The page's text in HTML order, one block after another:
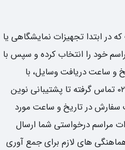
ابتدا تجهیزات نمایشگاهی یا
خود را انتخاب کرده و سپس با
و ساعت دریافت وسایل، با
شماره های ۶۶۸۳۶۵۸۰-۰۲۱، ۸۸۹۱۴۲۷۱-۰۲۱ تماس گرفته تا پشتیبانی نوین
سفارش در تاریخ و ساعت مورد
مراسم درخواستی شما ارسال
های لازم برای جمع آوری